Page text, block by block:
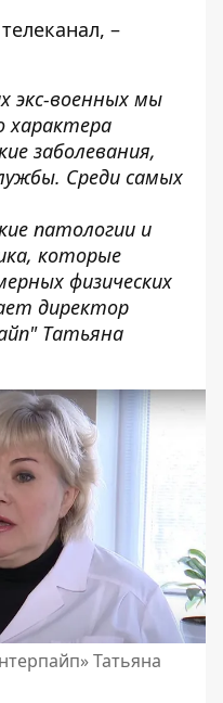
, –
экс-военных мы
характера
заболевания,
Среди самых
патологии и
которые
физических
директор
Татьяна
Татьяна